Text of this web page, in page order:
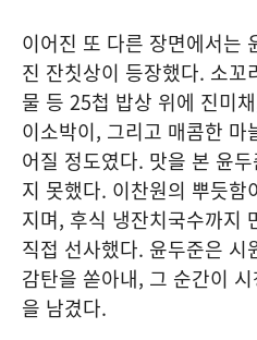
이어진 또 다른 장면에서는
진 잔칫상이 등장했다. 소
물 등 25첩 밥상 위에 진미
이소박이, 그리고 매콤한 마
어질 정도였다. 맛을 본 윤
지 못했다. 이찬원의 뿌듯함
지며, 후식 냉잔치국수까지
직접 선사했다. 윤두준은 시
감탄을 쏟아내, 그 순간이
을 남겼다.